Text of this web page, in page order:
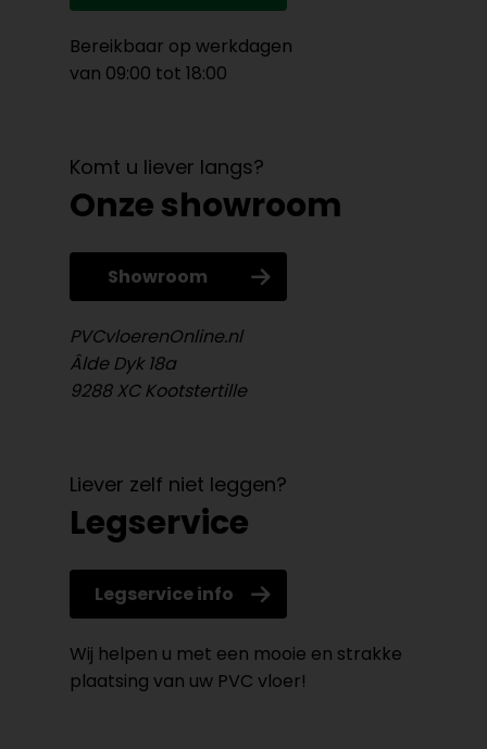
Bereikbaar op werkdagen
van 09:00 tot 18:00
Komt u liever langs?
Onze showroom
Showroom
PVCvloerenOnline.nl
Âlde Dyk 18a
9288 XC Kootstertille
Liever zelf niet leggen?
Legservice
Legservice info
Wij helpen u met een mooie en strakke
plaatsing van uw PVC vloer!